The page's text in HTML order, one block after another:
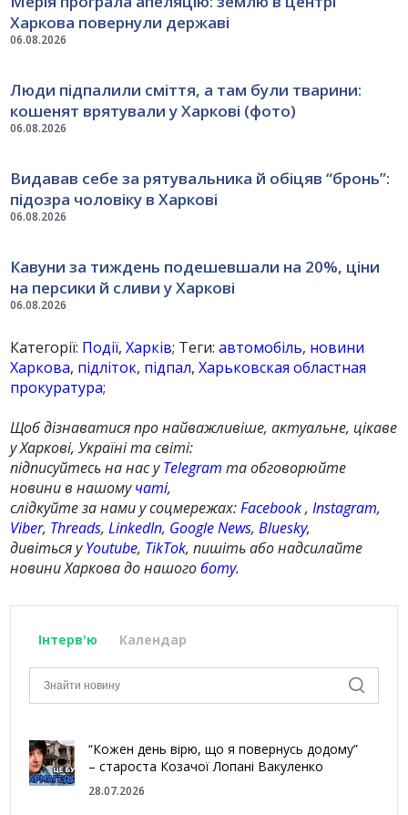
06.08.2026
Харкова повернули державі
06.08.2026
Люди підпалили сміття, а там були тварини:
кошенят врятували у Харкові (фото)
06.08.2026
Видавав себе за рятувальника й обіцяв “бронь”:
підозра чоловіку в Харкові
06.08.2026
Кавуни за тиждень подешевшали на 20%, ціни
на персики й сливи у Харкові
Категорії: Події,Харків; Теги:автомобіль, новини
Харкова, підліток, підпал,Харьковская областная
прокуратура;
Щоб дізнаватися про найважливіше, актуальне, цікаве
у Харкові, Україні та світі:
підписуйтесь на нас уTelegram та обговорюйте
новини в нашомучаті,
слідкуйте за нами у соцмережах:Facebook,Instagram,
Viber, Threads,LinkedIn, Google News,Bluesky,
дивіться уYoutube, TikTok, пишіть або надсилайте
новини Харкова до нашогоботу.
Інтерв'ю Календар
“Кожен день вірю, що я повернусь додому”
– староста Козачої Лопані Вакуленко
28.07.2026